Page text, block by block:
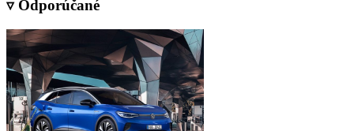
▿ Odporúčané